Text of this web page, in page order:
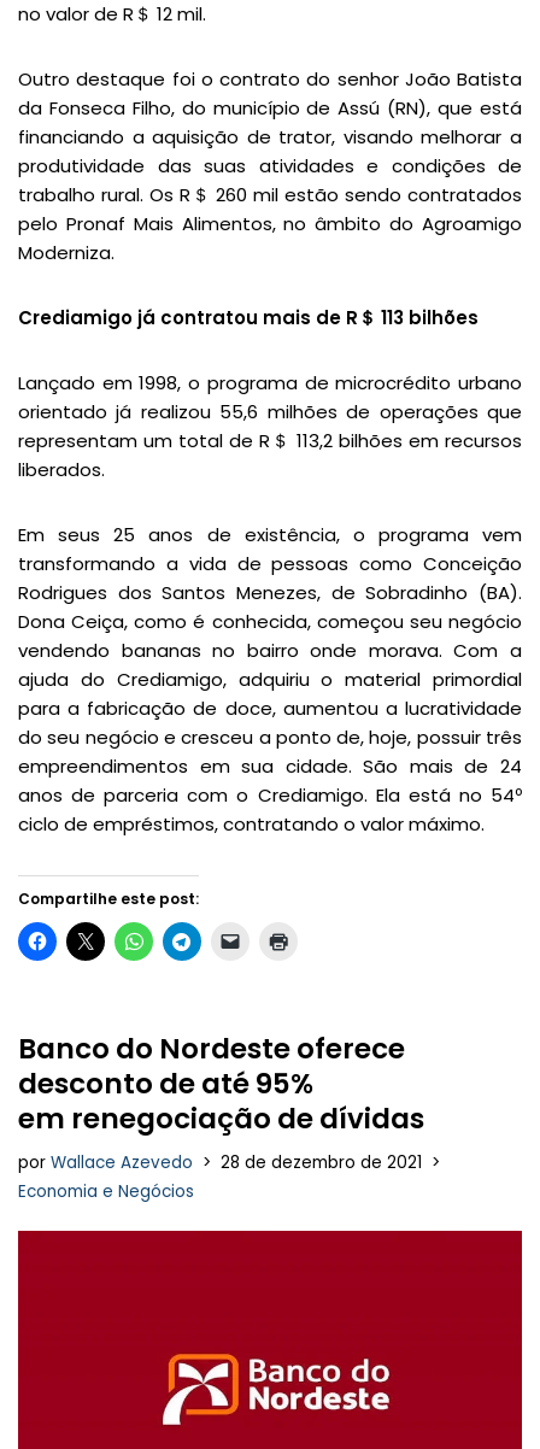
no valor de R＄ 12 mil.
Outro destaque foi o contrato do senhor João Batista
da Fonseca Filho, do município de Assú (RN), que está
financiando a aquisição de trator, visando melhorar a
produtividade das suas atividades e condições de
trabalho rural. Os R＄ 260 mil estão sendo contratados
pelo Pronaf Mais Alimentos, no âmbito do Agroamigo
Moderniza.
Crediamigo já contratou mais de R＄ 113 bilhões
Lançado em 1998, o programa de microcrédito urbano
orientado já realizou 55,6 milhões de operações que
representam um total de R＄ 113,2 bilhões em recursos
liberados.
Em seus 25 anos de existência, o programa vem
transformando a vida de pessoas como Conceição
Rodrigues dos Santos Menezes, de Sobradinho (BA).
Dona Ceiça, como é conhecida, começou seu negócio
vendendo bananas no bairro onde morava. Com a
ajuda do Crediamigo, adquiriu o material primordial
para a fabricação de doce, aumentou a lucratividade
do seu negócio e cresceu a ponto de, hoje, possuir três
empreendimentos em sua cidade. São mais de 24
anos de parceria com o Crediamigo. Ela está no 54º
ciclo de empréstimos, contratando o valor máximo.
Compartilhe este post:
Banco do Nordeste oferece
desconto de até 95%
em renegociação de dívidas
por Wallace Azevedo
28 de dezembro de 2021
Economia e Negócios